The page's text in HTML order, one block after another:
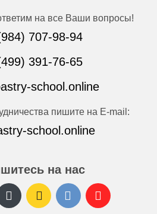
на все Ваши вопросы!
707-98-94
391-76-65
school.online
пишите на E-mail:
school.online
на нас